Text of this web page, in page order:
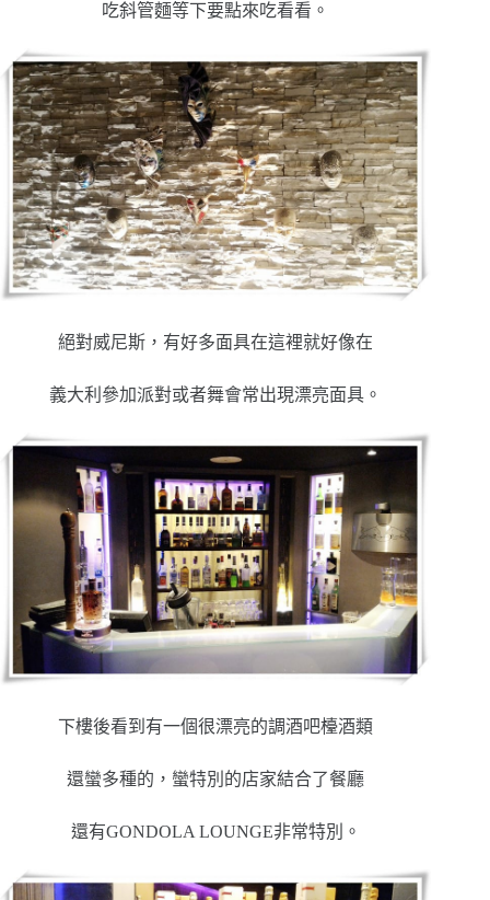
吃斜管麵等下要點來吃看看。
絕對威尼斯，有好多面具在這裡就好像在
義大利參加派對或者舞會常出現漂亮面具。
下樓後看到有一個很漂亮的調酒吧檯酒類
還蠻多種的，蠻特別的店家結合了餐廳
還有GONDOLA LOUNGE非常特別。